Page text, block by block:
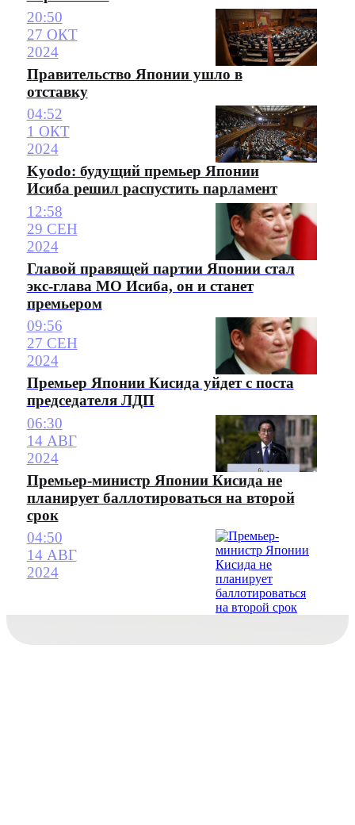
20:50
27 ОКТ
2024
Правительство Японии ушло в
отставку
04:52
1 ОКТ
2024
Kyodo: будущий премьер Японии
Исиба решил распустить парламент
12:58
29 СЕН
2024
Главой правящей партии Японии стал
экс-глава МО Исиба, он и станет
премьером
09:56
27 СЕН
2024
Премьер Японии Кисида уйдет с поста
председателя ЛДП
06:30
14 АВГ
2024
Премьер-министр Японии Кисида не
планирует баллотироваться на второй
срок
04:50
14 АВГ
2024